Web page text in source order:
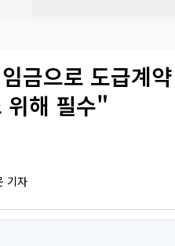
금으로 도급계
위해 필수"
기자